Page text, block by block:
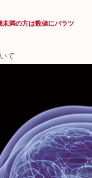
満の方は数値にバラツ
て